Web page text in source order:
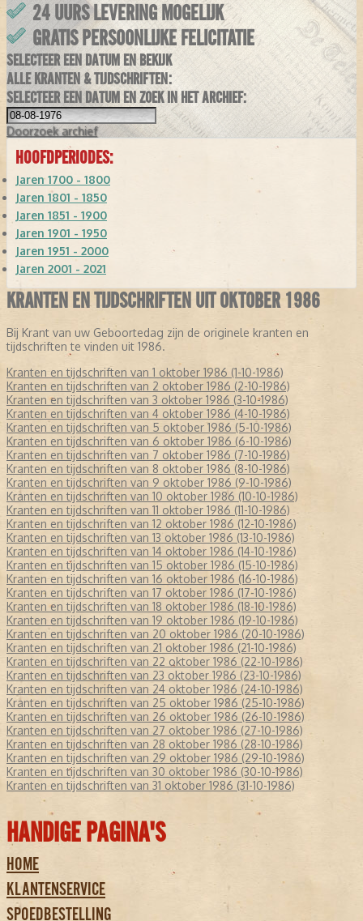
24 UURS LEVERING MOGELIJK
GRATIS PERSOONLIJKE FELICITATIE
SELECTEER EEN DATUM EN BEKIJK
ALLE KRANTEN & TIJDSCHRIFTEN:
SELECTEER EEN DATUM EN ZOEK IN HET ARCHIEF:
Doorzoek archief
HOOFDPERIODES:
Jaren 1700 - 1800
Jaren 1801 - 1850
Jaren 1851 - 1900
Jaren 1901 - 1950
Jaren 1951 - 2000
Jaren 2001 - 2021
KRANTEN EN TIJDSCHRIFTEN UIT OKTOBER 1986
Bij Krant van uw Geboortedag zijn de originele kranten en
tijdschriften te vinden uit 1986.
Kranten en tijdschriften van 1 oktober 1986 (1-10-1986)
Kranten en tijdschriften van 2 oktober 1986 (2-10-1986)
Kranten en tijdschriften van 3 oktober 1986 (3-10-1986)
Kranten en tijdschriften van 4 oktober 1986 (4-10-1986)
Kranten en tijdschriften van 5 oktober 1986 (5-10-1986)
Kranten en tijdschriften van 6 oktober 1986 (6-10-1986)
Kranten en tijdschriften van 7 oktober 1986 (7-10-1986)
Kranten en tijdschriften van 8 oktober 1986 (8-10-1986)
Kranten en tijdschriften van 9 oktober 1986 (9-10-1986)
Kranten en tijdschriften van 10 oktober 1986 (10-10-1986)
Kranten en tijdschriften van 11 oktober 1986 (11-10-1986)
Kranten en tijdschriften van 12 oktober 1986 (12-10-1986)
Kranten en tijdschriften van 13 oktober 1986 (13-10-1986)
Kranten en tijdschriften van 14 oktober 1986 (14-10-1986)
Kranten en tijdschriften van 15 oktober 1986 (15-10-1986)
Kranten en tijdschriften van 16 oktober 1986 (16-10-1986)
Kranten en tijdschriften van 17 oktober 1986 (17-10-1986)
Kranten en tijdschriften van 18 oktober 1986 (18-10-1986)
Kranten en tijdschriften van 19 oktober 1986 (19-10-1986)
Kranten en tijdschriften van 20 oktober 1986 (20-10-1986)
Kranten en tijdschriften van 21 oktober 1986 (21-10-1986)
Kranten en tijdschriften van 22 oktober 1986 (22-10-1986)
Kranten en tijdschriften van 23 oktober 1986 (23-10-1986)
Kranten en tijdschriften van 24 oktober 1986 (24-10-1986)
Kranten en tijdschriften van 25 oktober 1986 (25-10-1986)
Kranten en tijdschriften van 26 oktober 1986 (26-10-1986)
Kranten en tijdschriften van 27 oktober 1986 (27-10-1986)
Kranten en tijdschriften van 28 oktober 1986 (28-10-1986)
Kranten en tijdschriften van 29 oktober 1986 (29-10-1986)
Kranten en tijdschriften van 30 oktober 1986 (30-10-1986)
Kranten en tijdschriften van 31 oktober 1986 (31-10-1986)
HANDIGE PAGINA'S
HOME
KLANTENSERVICE
SPOEDBESTELLING